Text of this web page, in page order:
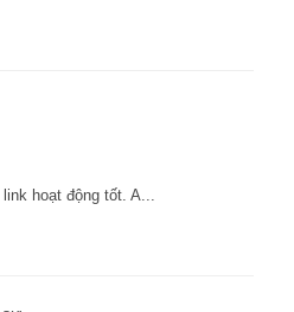
hoạt động tốt. A...